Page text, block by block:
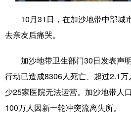
城市 旅游
彩票
公益 一带一路
文化产业
10月31日，在加沙地带中部城
去亲友后痛哭。
加沙地带卫生部门30日发表声明
行动已造成8306人死亡、超过2.1
少25家医院无法运营。加沙地带人
100万人因新一轮冲突流离失所。